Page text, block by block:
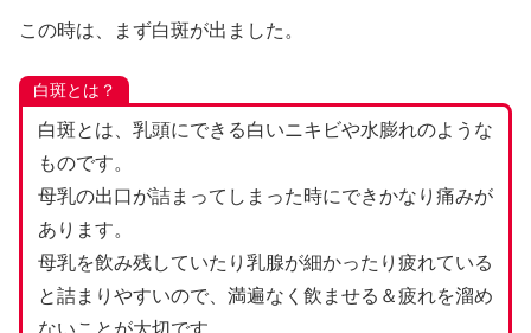
この時は、まず白斑が出ました。
白斑とは？
白斑とは、乳頭にできる白いニキビや水膨れのような
ものです。
母乳の出口が詰まってしまった時にできかなり痛みが
あります。
母乳を飲み残していたり乳腺が細かったり疲れている
と詰まりやすいので、満遍なく飲ませる＆疲れを溜め